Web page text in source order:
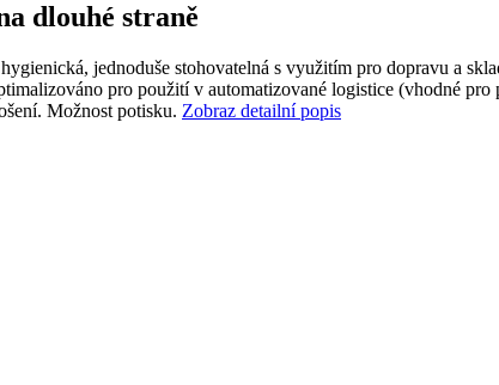
dlouhé straně
jednoduše stohovatelná s využitím pro dopravu a
pro použití v automatizované logistice (vhodné
Možnost potisku. Zobraz detailní popis